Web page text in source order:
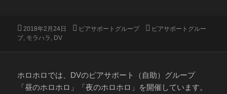
投
稿
2018年2月24日
カ
ピアサポートグループ
タ
ピアサポートグルー
プ, モラハラ , DV
ホロホロでは、DVのピアサポート（自助）グループ
「昼のホロホロ」「夜のホロホロ」を開催しています。